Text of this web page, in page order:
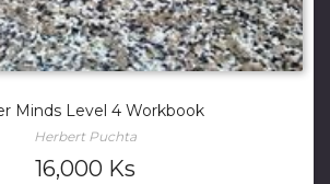
Minds Level 4 Workbook
Herbert Puchta
16,000 Ks